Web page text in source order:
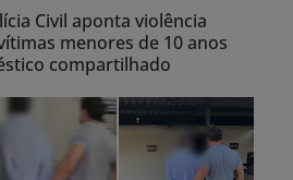
Civil aponta violência
menores de 10 anos
compartilhado